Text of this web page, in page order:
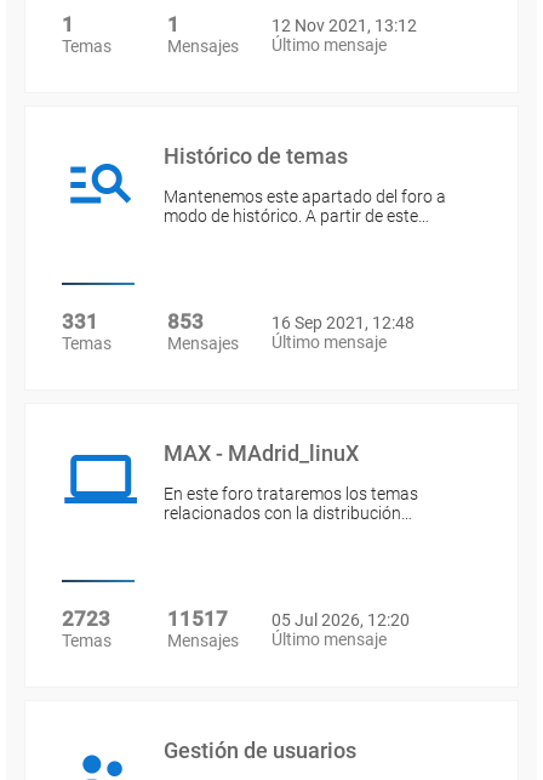
1
Temas
1
Mensajes
12 Nov 2021, 13:12
Último mensaje
Histórico de temas
Mantenemos este apartado del foro a
modo de histórico. A partir de este…
331
Temas
853
Mensajes
16 Sep 2021, 12:48
Último mensaje
MAX - MAdrid_linuX
En este foro trataremos los temas
relacionados con la distribución…
2723
Temas
11517
Mensajes
05 Jul 2026, 12:20
Último mensaje
Gestión de usuarios